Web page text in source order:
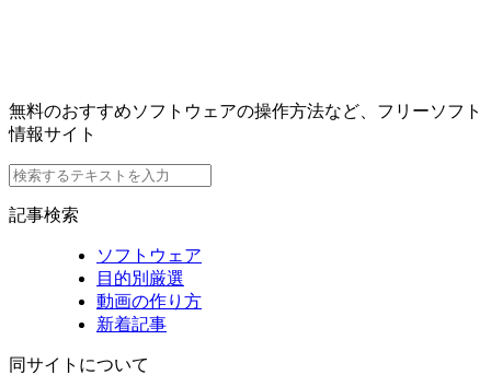
無料のおすすめソフトウェアの操作方法など、フリーソフト
情報サイト
記事検索
ソフトウェア
目的別厳選
動画の作り方
新着記事
同サイトについて